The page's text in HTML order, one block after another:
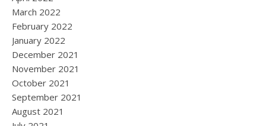
March 2022
February 2022
January 2022
December 2021
November 2021
October 2021
September 2021
August 2021